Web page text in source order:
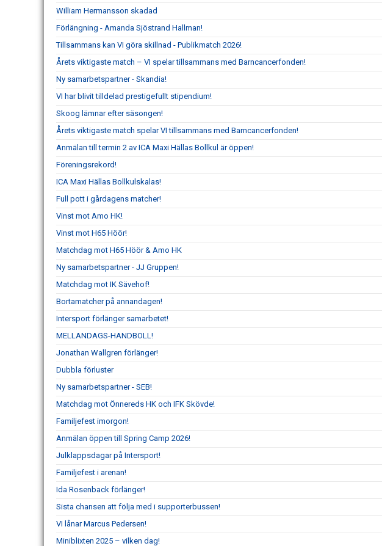
William Hermansson skadad
Förlängning - Amanda Sjöstrand Hallman!
Tillsammans kan VI göra skillnad - Publikmatch 2026!
Årets viktigaste match – VI spelar tillsammans med Barncancerfonden!
Ny samarbetspartner - Skandia!
VI har blivit tilldelad prestigefullt stipendium!
Skoog lämnar efter säsongen!
Årets viktigaste match spelar VI tillsammans med Barncancerfonden!
Anmälan till termin 2 av ICA Maxi Hällas Bollkul är öppen!
Föreningsrekord!
ICA Maxi Hällas Bollkulskalas!
Full pott i gårdagens matcher!
Vinst mot Amo HK!
Vinst mot H65 Höör!
Matchdag mot H65 Höör & Amo HK
Ny samarbetspartner - JJ Gruppen!
Matchdag mot IK Sävehof!
Bortamatcher på annandagen!
Intersport förlänger samarbetet!
MELLANDAGS-HANDBOLL!
Jonathan Wallgren förlänger!
Dubbla förluster
Ny samarbetspartner - SEB!
Matchdag mot Önnereds HK och IFK Skövde!
Familjefest imorgon!
Anmälan öppen till Spring Camp 2026!
Julklappsdagar på Intersport!
Familjefest i arenan!
Ida Rosenback förlänger!
Sista chansen att följa med i supporterbussen!
VI lånar Marcus Pedersen!
Miniblixten 2025 – vilken dag!